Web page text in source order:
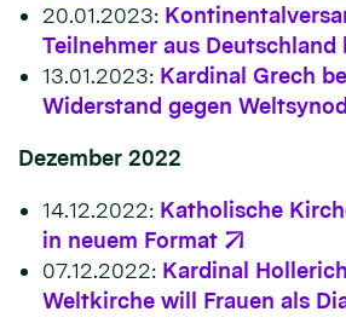
20.01.2023:
Teilnehmer aus Deutschland
13.01.2023: Kardinal Grech
Widerstand gegen
Dezember 2022
14.12.2022: Katholische
in neuem Format
07.12.2022: Kardinal
Weltkirche will Frauen als